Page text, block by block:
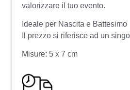
valorizzare il tuo evento.
Ideale per Nascita e Battesimo
Il prezzo si riferisce ad un
Misure: 5 x 7 cm